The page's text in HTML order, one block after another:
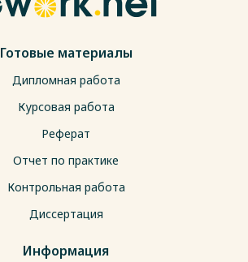
Готовые материалы
Дипломная работа
Курсовая работа
Реферат
Отчет по практике
Контрольная работа
Диссертация
Информация